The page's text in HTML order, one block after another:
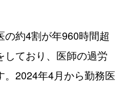
約4割が年960時間超
ており、医師の過労
2024年4月から勤務医